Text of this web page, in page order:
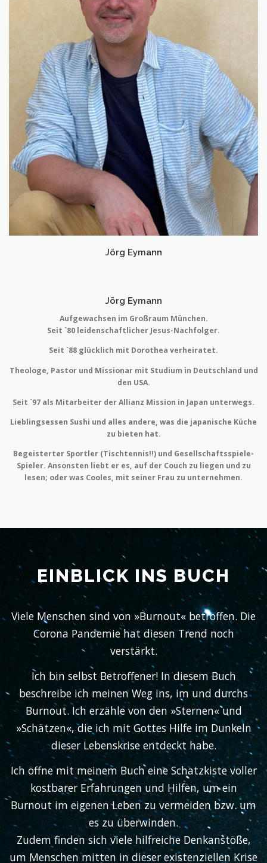
Jörg Eymann
Jörg Eymann
Aufgewachsen im Großraum München.
Seit `80 leidenschaftlicher Jesus-Nachfolger.
Seit `88 glücklich mit Dorothea verheiratet.
Theologe, Pastor und Missionar mit Studium in Deutschland und
den USA.
Seit `97 als Mitarbeiter der Allianz Mission in Japan unterwegs.
Lieblingsessen Sushi und alles andere, was die japanische Küche
zu bieten hat.
Begeisterter Sportler (Tischtennis!!) und Gesellschaftsspiele-
Spieler. Ansonsten liebt er es, auf der Couch zu liegen und zu
lesen; oder was Cooles, mit seiner Frau zu unternehmen.
EINBLICK INS BUCH
Viele Menschen sind von »Burnout« betroffen. Die
Corona Pandemie hat diesen Trend noch
verstärkt.
Ich bin selbst Betroffener! In diesem Buch
beschreibe ich meinen Weg ins, im und durchs
Burnout. Ich erzähle von den »Sternen« und
»Schätzen«, die ich mit Gottes Hilfe im Dunkeln
dieser Lebenskrise entdeckt habe.
Ich öffne mit meinem Buch eine Schatzkiste voller
kostbarer Erfahrungen und Hilfen, um ein
Burnout im eigenen Leben zu vermeiden bzw. um
es zu überwinden.
Zudem finden sich viele hilfreiche Denkanstöße,
um Menschen mitten in dieser existenziellen Krise